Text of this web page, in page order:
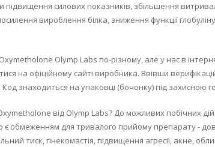
силових показників, збільшення
вироблення білка, зниження функції
Olymp Labs по-різному, але у нас в
на офіційному сайті виробника. Ввівши
знаходиться на упаковці (бочонку) під захисною
від Olymp Labs? До можливих побічних
є обмеженням для тривалого прийому препарату -
тиск, гінекомастія, підвищення агресії, акне,